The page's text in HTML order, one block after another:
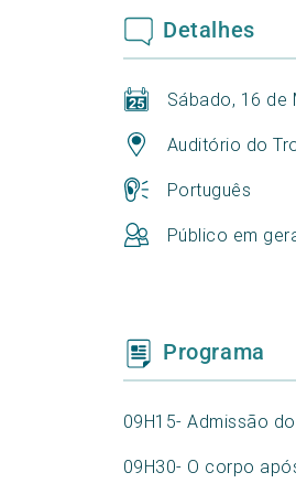
Detalhes
Sábado, 16 de
Auditório do
Português
Público em
Programa
09H15- Admissão
09H30- O corpo